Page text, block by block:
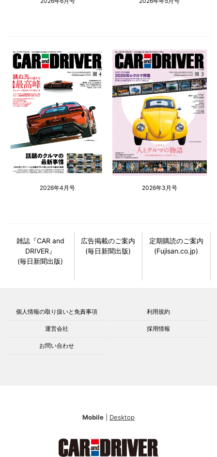
2026年4月号 2026年3月号
雑誌『CAR and
DRIVER』
(毎日新聞出版)
広告掲載のご案内
(毎日新聞出版)
定期購読のご案内
(Fujisan.co.jp)
個人情報の取り扱いと免責事項 利用規約
運営会社 採用情報
お問い合わせ
Mobile Desktop